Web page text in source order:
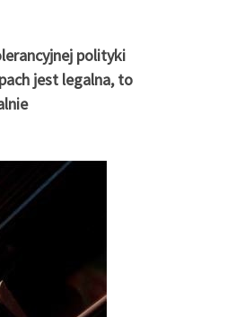
polityki
jest legalna, to